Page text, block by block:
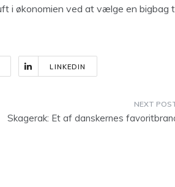
i økonomien ved at vælge en bigbag
LINKEDIN
Skagerak: Et af danskernes